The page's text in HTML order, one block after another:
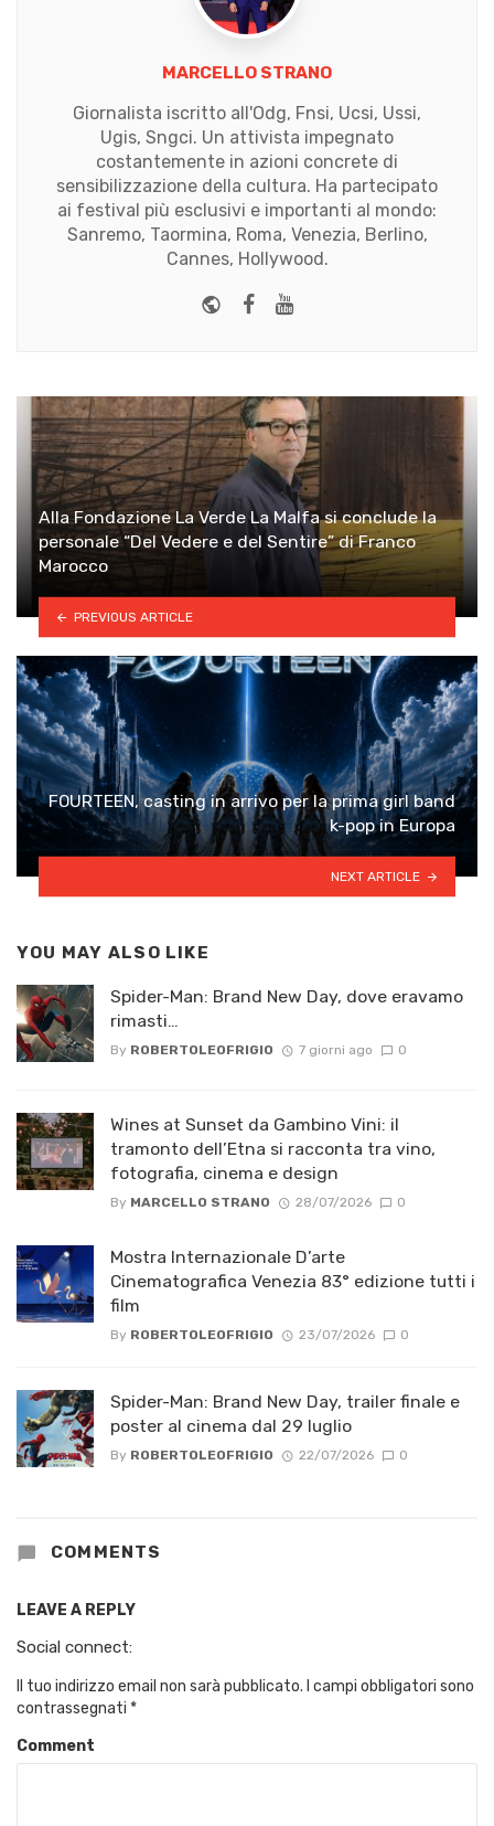
MARCELLO STRANO
Giornalista iscritto all'Odg, Fnsi, Ucsi, Ussi,
Ugis, Sngci. Un attivista impegnato
costantemente in azioni concrete di
sensibilizzazione della cultura. Ha partecipato
ai festival più esclusivi e importanti al mondo:
Sanremo, Taormina, Roma, Venezia, Berlino,
Cannes, Hollywood.
Website
Facebook
Youtube
Alla Fondazione La Verde La Malfa si conclude la
personale “Del Vedere e del Sentire” di Franco
Marocco
PREVIOUS ARTICLE
FOURTEEN, casting in arrivo per la prima girl band
k-pop in Europa
NEXT ARTICLE
YOU MAY ALSO LIKE
Spider-Man: Brand New Day, dove eravamo
rimasti…
By ROBERTOLEOFRIGIO 7 giorni ago 0
Wines at Sunset da Gambino Vini: il
tramonto dell’Etna si racconta tra vino,
fotografia, cinema e design
By MARCELLO STRANO 28/07/2026 0
Mostra Internazionale D’arte
Cinematografica Venezia 83° edizione tutti i
film
By ROBERTOLEOFRIGIO 23/07/2026 0
Spider-Man: Brand New Day, trailer finale e
poster al cinema dal 29 luglio
By ROBERTOLEOFRIGIO 22/07/2026 0
COMMENTS
LEAVE A REPLY
Social connect:
Il tuo indirizzo email non sarà pubblicato. I campi obbligatori sono
contrassegnati *
Comment